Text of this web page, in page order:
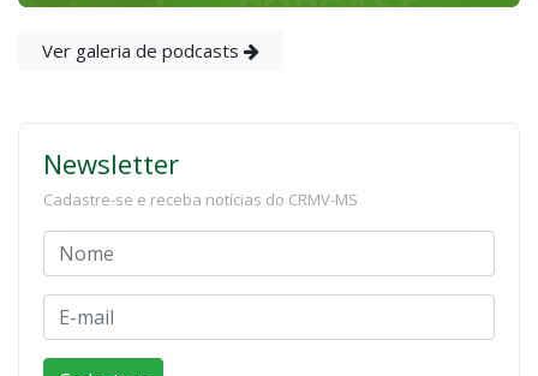
Ver galeria de podcasts
Newsletter
Cadastre-se e receba notícias do CRMV-MS